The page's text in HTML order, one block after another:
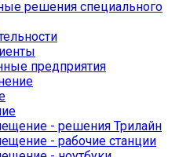
решения специального
предприятия
- решения Трилайн
- рабочие станции